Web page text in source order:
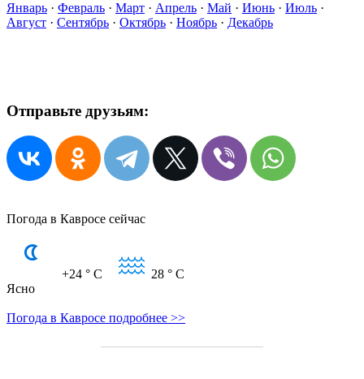
Январь · Февраль · Март · Апрель · Май · Июнь · Июль ·
Август · Сентябрь · Октябрь · Ноябрь · Декабрь
Отправьте друзьям:
Погода в Кавросе сейчас
+24 ° C 28 ° C
Ясно
Погода в Кавросе подробнее >>